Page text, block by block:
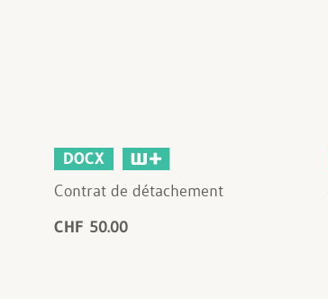
DOCX
Contrat de détachement
CHF 50.00